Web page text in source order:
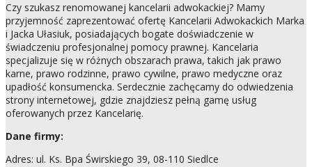
Czy szukasz renomowanej kancelarii adwokackiej? Mamy
przyjemność zaprezentować ofertę Kancelarii Adwokackich Marka
i Jacka Ułasiuk, posiadających bogate doświadczenie w
świadczeniu profesjonalnej pomocy prawnej. Kancelaria
specjalizuje się w różnych obszarach prawa, takich jak prawo
karne, prawo rodzinne, prawo cywilne, prawo medyczne oraz
upadłość konsumencka. Serdecznie zachęcamy do odwiedzenia
strony internetowej, gdzie znajdziesz pełną gamę usług
oferowanych przez Kancelarię.
Dane firmy:
Adres: ul. Ks. Bpa Świrskiego 39, 08-110 Siedlce